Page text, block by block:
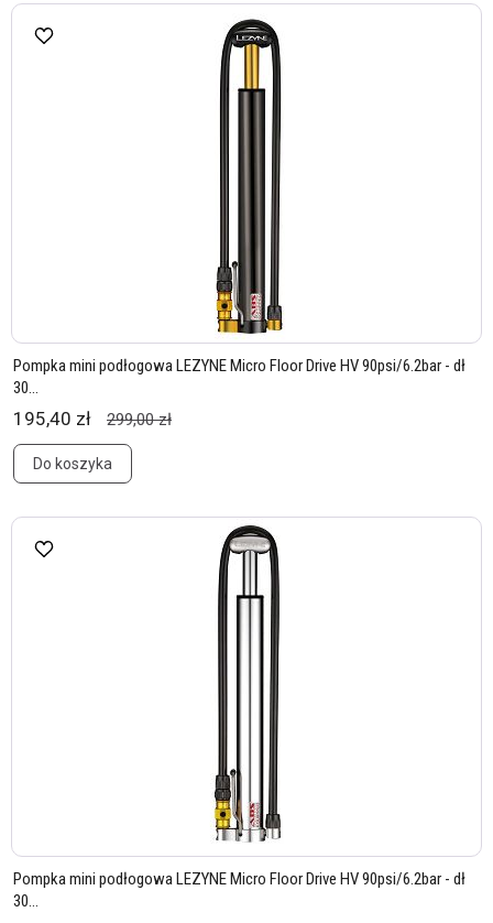
Pompka mini podłogowa LEZYNE Micro Floor Drive HV 90psi/6.2bar - dł
30...
195,40 zł 299,00 zł
Do koszyka
Pompka mini podłogowa LEZYNE Micro Floor Drive HV 90psi/6.2bar - dł
30...